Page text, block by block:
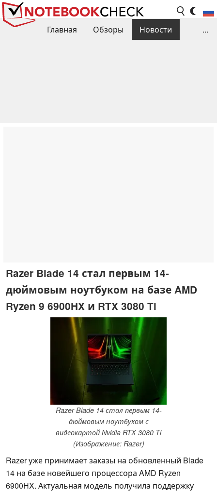
Главная Обзоры
Новости
...
Razer Blade 14 стал первым 14-
дюймовым ноутбуком на базе AMD
Ryzen 9 6900HX и RTX 3080 Ti
Razer Blade 14 стал первым 14-
дюймовым ноутбуком с
видеокартой Nvidia RTX 3080 Ti
(Изображение: Razer)
Razer уже принимает заказы на обновленный Blade
14 на базе новейшего процессора AMD Ryzen
6900HX. Актуальная модель получила поддержку